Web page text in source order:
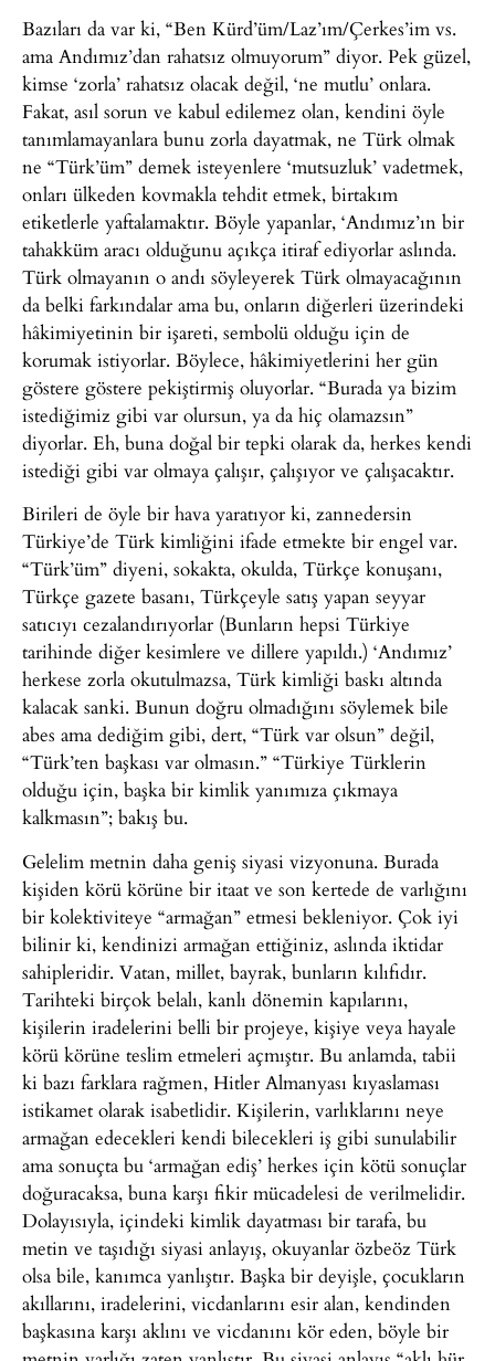
Bazıları da var ki, “Ben Kürd’üm/Laz’ım/Çerkes’im vs.
ama Andımız’dan rahatsız olmuyorum” diyor. Pek güzel,
kimse ‘zorla’ rahatsız olacak değil, ‘ne mutlu’ onlara.
Fakat, asıl sorun ve kabul edilemez olan, kendini öyle
tanımlamayanlara bunu zorla dayatmak, ne Türk olmak
ne “Türk’üm” demek isteyenlere ‘mutsuzluk’ vadetmek,
onları ülkeden kovmakla tehdit etmek, birtakım
etiketlerle yaftalamaktır. Böyle yapanlar, ‘Andımız’ın bir
tahakküm aracı olduğunu açıkça itiraf ediyorlar aslında.
Türk olmayanın o andı söyleyerek Türk olmayacağının
da belki farkındalar ama bu, onların diğerleri üzerindeki
hâkimiyetinin bir işareti, sembolü olduğu için de
korumak istiyorlar. Böylece, hâkimiyetlerini her gün
göstere göstere pekiştirmiş oluyorlar. “Burada ya bizim
istediğimiz gibi var olursun, ya da hiç olamazsın”
diyorlar. Eh, buna doğal bir tepki olarak da, herkes kendi
istediği gibi var olmaya çalışır, çalışıyor ve çalışacaktır.
Birileri de öyle bir hava yaratıyor ki, zannedersin
Türkiye’de Türk kimliğini ifade etmekte bir engel var.
“Türk’üm” diyeni, sokakta, okulda, Türkçe konuşanı,
Türkçe gazete basanı, Türkçeyle satış yapan seyyar
satıcıyı cezalandırıyorlar (Bunların hepsi Türkiye
tarihinde diğer kesimlere ve dillere yapıldı.) ‘Andımız’
herkese zorla okutulmazsa, Türk kimliği baskı altında
kalacak sanki. Bunun doğru olmadığını söylemek bile
abes ama dediğim gibi, dert, “Türk var olsun” değil,
“Türk’ten başkası var olmasın.” “Türkiye Türklerin
olduğu için, başka bir kimlik yanımıza çıkmaya
kalkmasın”; bakış bu.
Gelelim metnin daha geniş siyasi vizyonuna. Burada
kişiden körü körüne bir itaat ve son kertede de varlığını
bir kolektiviteye “armağan” etmesi bekleniyor. Çok iyi
bilinir ki, kendinizi armağan ettiğiniz, aslında iktidar
sahipleridir. Vatan, millet, bayrak, bunların kılıfıdır.
Tarihteki birçok belalı, kanlı dönemin kapılarını,
kişilerin iradelerini belli bir projeye, kişiye veya hayale
körü körüne teslim etmeleri açmıştır. Bu anlamda, tabii
ki bazı farklara rağmen, Hitler Almanyası kıyaslaması
istikamet olarak isabetlidir. Kişilerin, varlıklarını neye
armağan edecekleri kendi bilecekleri iş gibi sunulabilir
ama sonuçta bu ‘armağan ediş’ herkes için kötü sonuçlar
doğuracaksa, buna karşı fikir mücadelesi de verilmelidir.
Dolayısıyla, içindeki kimlik dayatması bir tarafa, bu
metin ve taşıdığı siyasi anlayış, okuyanlar özbeöz Türk
olsa bile, kanımca yanlıştır. Başka bir deyişle, çocukların
akıllarını, iradelerini, vicdanlarını esir alan, kendinden
başkasına karşı aklını ve vicdanını kör eden, böyle bir